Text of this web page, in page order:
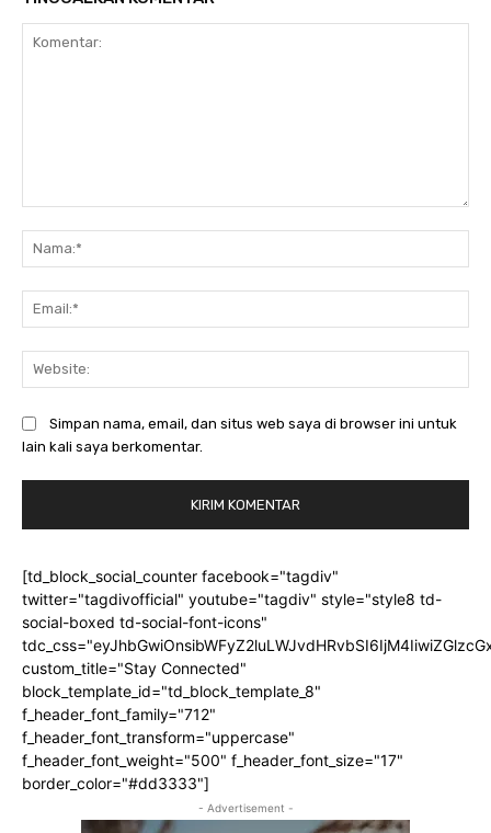
Simpan nama, email, dan situs web saya di browser ini untuk
lain kali saya berkomentar.
[td_block_social_counter facebook="tagdiv"
twitter="tagdivofficial" youtube="tagdiv" style="style8 td-
social-boxed td-social-font-icons"
custom_title="Stay Connected"
block_template_id="td_block_template_8"
f_header_font_family="712"
f_header_font_transform="uppercase"
f_header_font_weight="500" f_header_font_size="17"
border_color="#dd3333"]
- Advertisement -